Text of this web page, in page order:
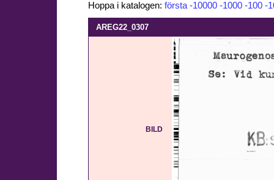
Hoppa i katalogen: första -10000 -1000 -100 -
AREG22_0307
BILD